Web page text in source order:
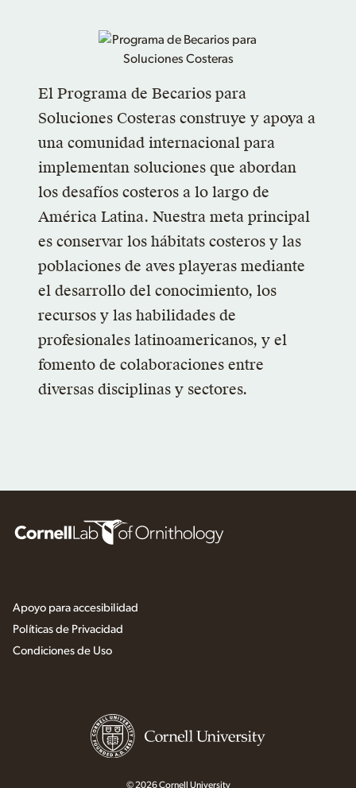
El Programa de Becarios para
Soluciones Costeras construye y apoya a
una comunidad internacional para
implementan soluciones que abordan
los desafíos costeros a lo largo de
América Latina. Nuestra meta principal
es conservar los hábitats costeros y las
poblaciones de aves playeras mediante
el desarrollo del conocimiento, los
recursos y las habilidades de
profesionales latinoamericanos, y el
fomento de colaboraciones entre
diversas disciplinas y sectores.
Apoyo para accesibilidad
Políticas de Privacidad
Condiciones de Uso
© 2026 Cornell University